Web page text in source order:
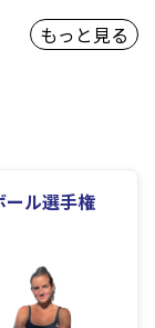
もっと見る
ール選手権